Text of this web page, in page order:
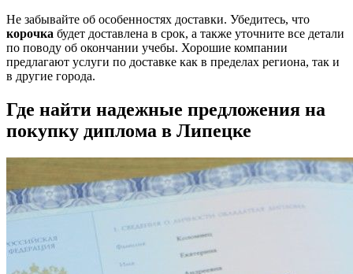
Не забывайте об особенностях доставки. Убедитесь, что
корочка будет доставлена в срок, а также уточните все детали
по поводу об окончании учебы. Хорошие компании
предлагают услуги по доставке как в пределах региона, так и
в другие города.
Где найти надежные предложения на
покупку диплома в Липецке